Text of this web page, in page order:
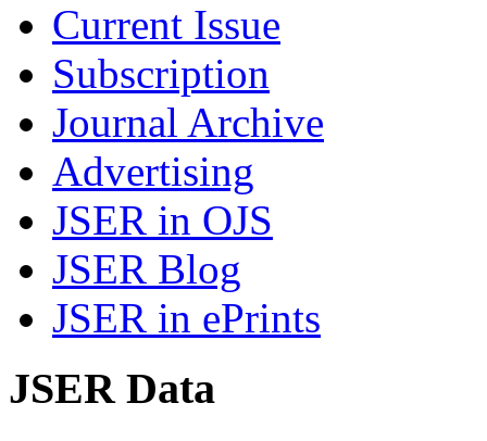
Current Issue
Subscription
Journal Archive
Advertising
JSER in OJS
JSER Blog
JSER in ePrints
JSER Data